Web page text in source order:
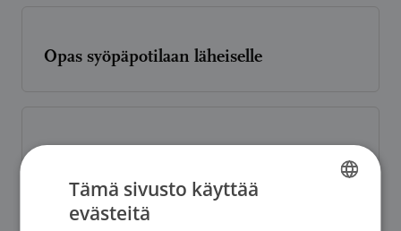
Opas syöpäpotilaan läheiselle
Tämä sivusto käyttää
evästeitä